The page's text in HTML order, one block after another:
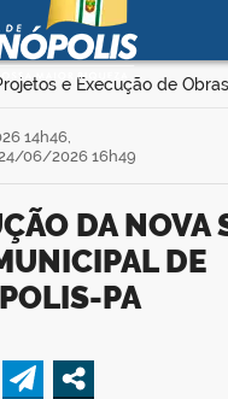
Municipal
Curionópolis
e Execução de
DE
PA
14h46,
06/2026 16h49